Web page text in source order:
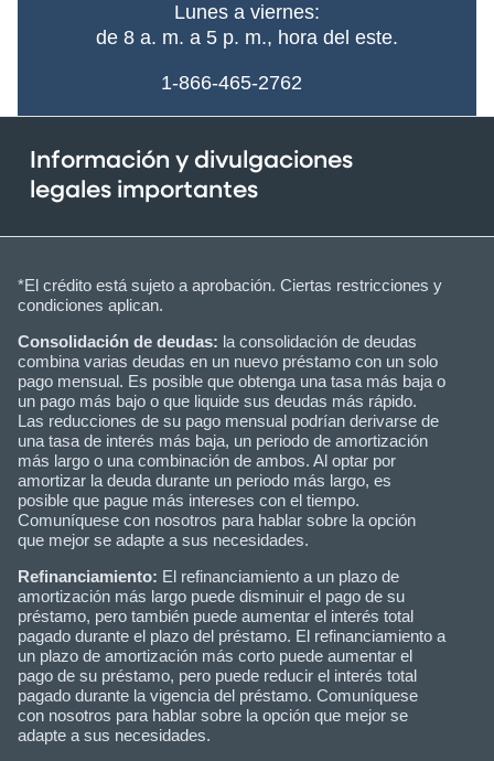
Lunes a viernes:
de 8 a. m. a 5 p. m., hora del este.
1-866-465-2762
Información y divulgaciones
legales importantes
*El crédito está sujeto a aprobación. Ciertas restricciones y
condiciones aplican.
Consolidación de deudas: la consolidación de deudas
combina varias deudas en un nuevo préstamo con un solo
pago mensual. Es posible que obtenga una tasa más baja o
un pago más bajo o que liquide sus deudas más rápido.
Las reducciones de su pago mensual podrían derivarse de
una tasa de interés más baja, un periodo de amortización
más largo o una combinación de ambos. Al optar por
amortizar la deuda durante un periodo más largo, es
posible que pague más intereses con el tiempo.
Comuníquese con nosotros para hablar sobre la opción
que mejor se adapte a sus necesidades.
Refinanciamiento: El refinanciamiento a un plazo de
amortización más largo puede disminuir el pago de su
préstamo, pero también puede aumentar el interés total
pagado durante el plazo del préstamo. El refinanciamiento a
un plazo de amortización más corto puede aumentar el
pago de su préstamo, pero puede reducir el interés total
pagado durante la vigencia del préstamo. Comuníquese
con nosotros para hablar sobre la opción que mejor se
adapte a sus necesidades.